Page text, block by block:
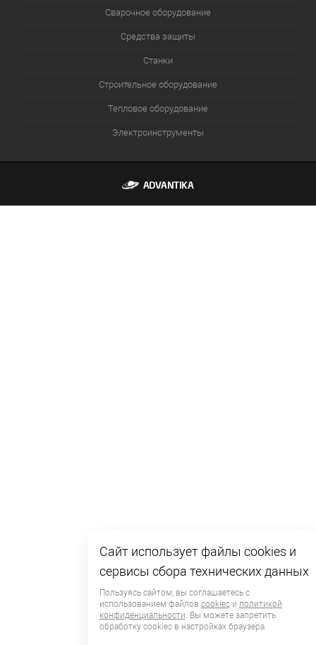
Сварочное оборудование
Средства защиты
Станки
Строительное оборудование
Тепловое оборудование
Электроинструменты
Сайт использует файлы cookies и
сервисы сбора технических данных
Пользуясь сайтом, вы соглашаетесь с
использованием файлов cookiesи политикой
конфиденциальности. Вы можете запретить
обработку сookies в настройках браузера.